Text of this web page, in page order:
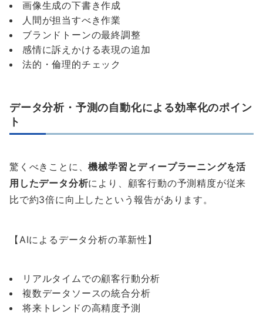
画像生成の下書き作成
人間が担当すべき作業
ブランドトーンの最終調整
感情に訴えかける表現の追加
法的・倫理的チェック
データ分析・予測の自動化による効率化のポイン
ト
驚くべきことに、機械学習とディープラーニングを活
用したデータ分析により、顧客行動の予測精度が従来
比で約3倍に向上したという報告があります。
【AIによるデータ分析の革新性】
リアルタイムでの顧客行動分析
複数データソースの統合分析
将来トレンドの高精度予測